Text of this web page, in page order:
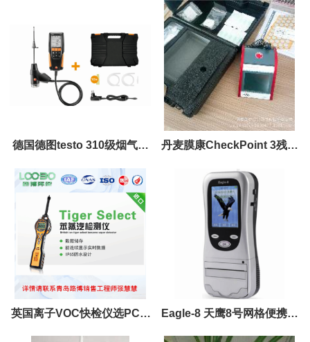
德国德图testo 310级烟气分
析仪
丹麦膜康CheckPoint 3残氧
仪充氮包装和气调包装
英国离子VOC快检仪选PCT- Eagle-8 天鹰8号网格便携式